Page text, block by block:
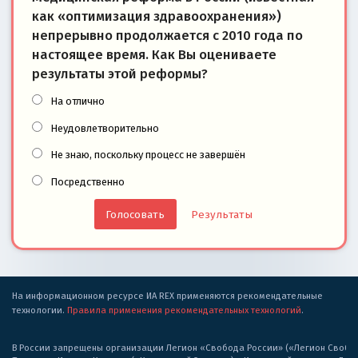
как «оптимизация здравоохранения»)
непрерывно продолжается с 2010 года по
настоящее время. Как Вы оцениваете
результаты этой реформы?
На отлично
Неудовлетворительно
Не знаю, поскольку процесс не завершён
Посредственно
Результаты
На информационном ресурсе ИА REX применяются рекомендательные
технологии. Правила применения рекомендательных технологий.
В России запрещены организации Легион «Свобода России» («Легион